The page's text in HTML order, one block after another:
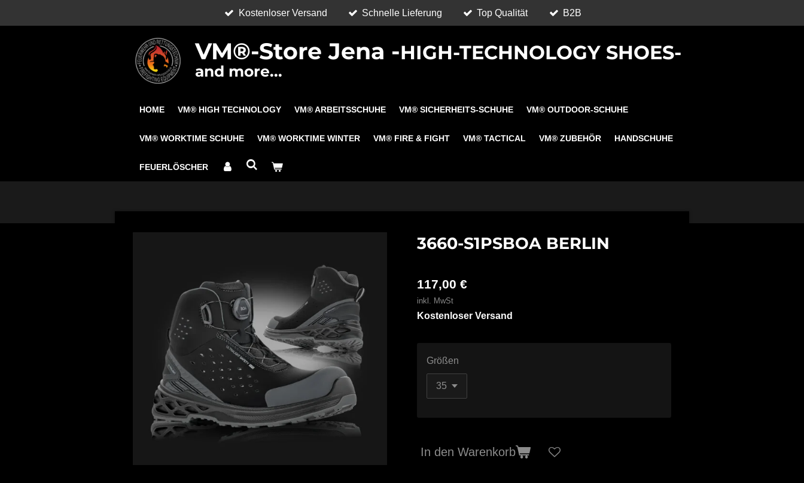
Kostenloser Versand Schnelle Lieferung Top Qualität B2B
VM®-Store Jena -HIGH-TECHNOLOGY SHOES-
and more...
HOME VM® HIGH TECHNOLOGY VM® ARBEITSSCHUHE VM® SICHERHEITS-SCHUHE VM® OUTDOOR-SCHUHE
VM® WORKTIME SCHUHE VM® WORKTIME WINTER VM® FIRE & FIGHT VM® TACTICAL VM® ZUBEHÖR HANDSCHUHE
FEUERLÖSCHER
3660-S1PSBOA BERLIN
117,00 €
inkl. MwSt
Kostenloser Versand
Größen
In den Warenkorb